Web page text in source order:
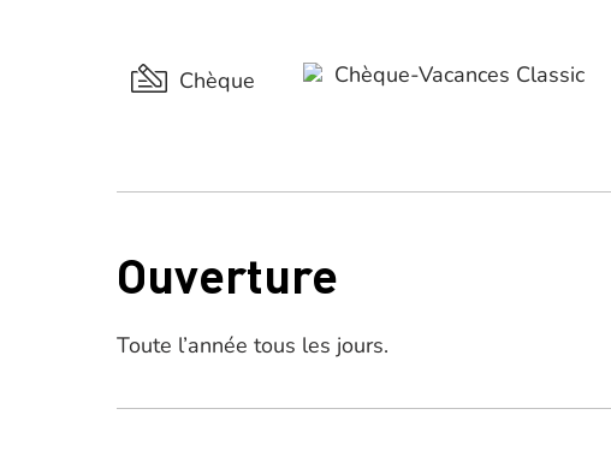
Chèque Chèque-Vacances Classic
Ouverture
Toute l’année tous les jours.